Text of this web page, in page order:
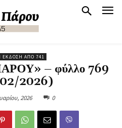
ΈΚΔΟΣΗ ΑΠΌ 741
– φύλλο 769
2026)
2026 0